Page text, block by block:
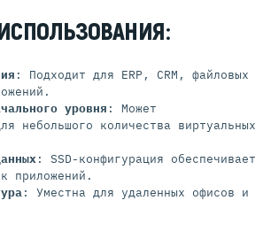
: Подходит для ERP, CRM, файловых
уровня : Может
небольшого количества виртуальных
: SSD-конфигурация обеспечивает
приложений.
: Уместна для удаленных офисов и